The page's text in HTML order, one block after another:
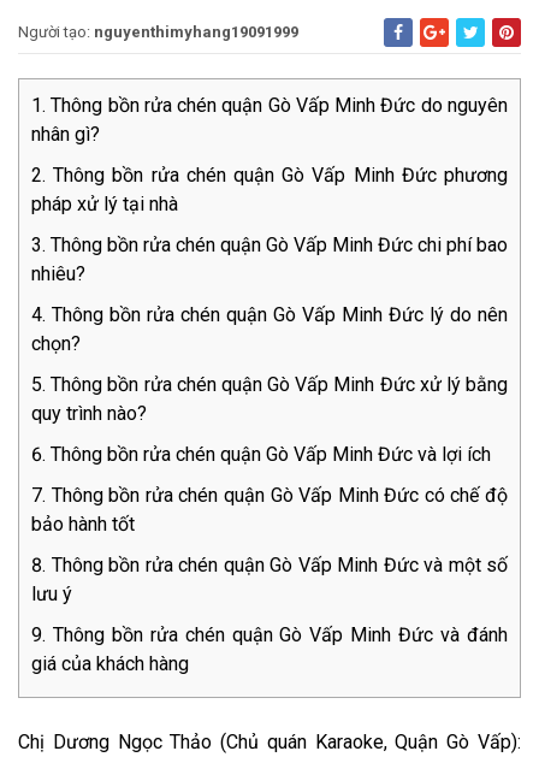
Người tạo: nguyenthimyhang19091999
Thông bồn rửa chén quận Gò Vấp Minh Đức do nguyên
nhân gì?
Thông bồn rửa chén quận Gò Vấp Minh Đức phương
pháp xử lý tại nhà
Thông bồn rửa chén quận Gò Vấp Minh Đức chi phí bao
nhiêu?
Thông bồn rửa chén quận Gò Vấp Minh Đức lý do nên
chọn?
Thông bồn rửa chén quận Gò Vấp Minh Đức xử lý bằng
quy trình nào?
Thông bồn rửa chén quận Gò Vấp Minh Đức và lợi ích
Thông bồn rửa chén quận Gò Vấp Minh Đức có chế độ
bảo hành tốt
Thông bồn rửa chén quận Gò Vấp Minh Đức và một số
lưu ý
Thông bồn rửa chén quận Gò Vấp Minh Đức và đánh
giá của khách hàng
Chị Dương Ngọc Thảo (Chủ quán Karaoke, Quận Gò Vấp):